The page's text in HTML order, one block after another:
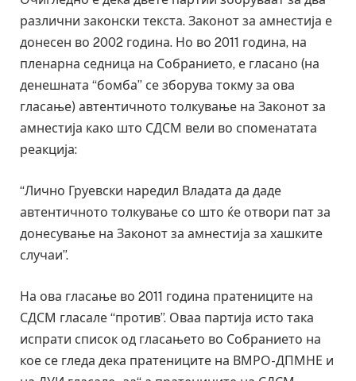
различни законски текста. Законот за амнестија е
донесен во 2002 година. Но во 2011 година, на
пленарна седница на Собранието, е гласано (на
денешната “бомба” се зборува токму за ова
гласање) автентичното толкување на Законот за
амнестија како што СДСМ вели во споменатата
реакција:
“Лично Груевски наредил Владата да даде
автентичното толкување со што ќе отвори пат за
донесување на Законот за амнестија за хашките
случаи”.
На ова гласање во 2011 година пратениците на
СДСМ гласале “против”. Оваа партија исто така
испрати список од гласањето во Собранието на
кое се гледа дека пратениците на ВМРО-ДПМНЕ и